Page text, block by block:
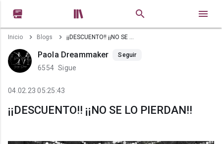
 
Inicio Blogs ¡¡DESCUENTO!! ¡¡NO SE LO PIERDAN!!
Paola Dreammaker Seguir
6554 Sigue
04.02.23 05:25:43
¡¡DESCUENTO!! ¡¡NO SE LO PIERDAN!!